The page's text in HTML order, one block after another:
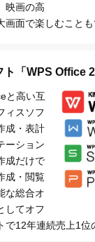
映画の高
画面で楽しむことも
「WPS Office 2
と高い互
ィスソフ
成・表計
ーション
成だけで
成・閲覧
な総合オ
してオフ
で12年連続売上1位